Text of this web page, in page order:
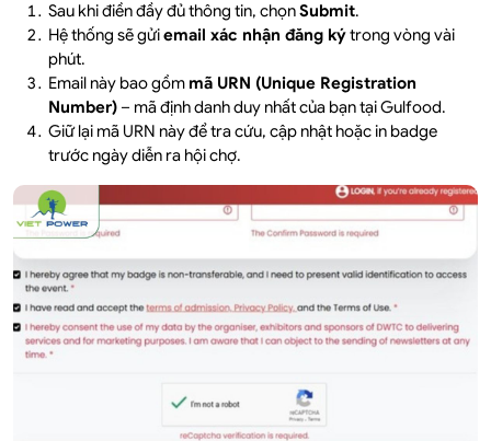
Sau khi điền đầy đủ thông tin, chọnSubmit.
Hệ thống sẽ gửiemail xác nhận đăng kýtrong vòng vài
phút.
Email này bao gồm mã URN (Unique Registration
Number) – mã định danh duy nhất của bạn tại Gulfood.
Giữ lại mã URN này để tra cứu, cập nhật hoặc in badge
trước ngày diễn ra hội chợ.